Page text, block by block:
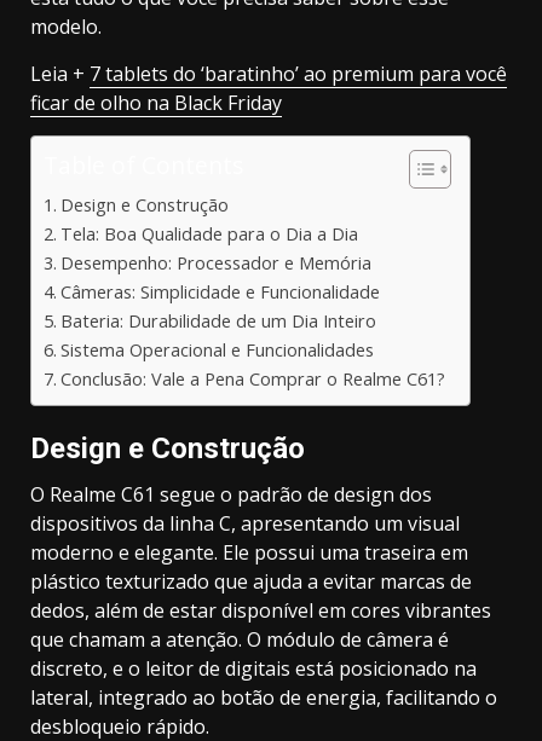
modelo.
Leia + 7 tablets do ‘baratinho’ ao premium para você
ficar de olho na Black Friday
Design e Construção
Tela: Boa Qualidade para o Dia a Dia
Desempenho: Processador e Memória
Câmeras: Simplicidade e Funcionalidade
Bateria: Durabilidade de um Dia Inteiro
Sistema Operacional e Funcionalidades
Conclusão: Vale a Pena Comprar o Realme C61?
Design e Construção
O Realme C61 segue o padrão de design dos
dispositivos da linha C, apresentando um visual
moderno e elegante. Ele possui uma traseira em
plástico texturizado que ajuda a evitar marcas de
dedos, além de estar disponível em cores vibrantes
que chamam a atenção. O módulo de câmera é
discreto, e o leitor de digitais está posicionado na
lateral, integrado ao botão de energia, facilitando o
desbloqueio rápido.